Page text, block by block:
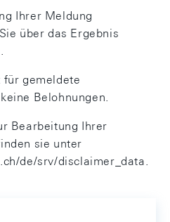
Ihrer Meldung
über das Ergebnis
für gemeldete
Belohnungen.
Bearbeitung Ihrer
sie unter
de/srv/disclaimer_data.